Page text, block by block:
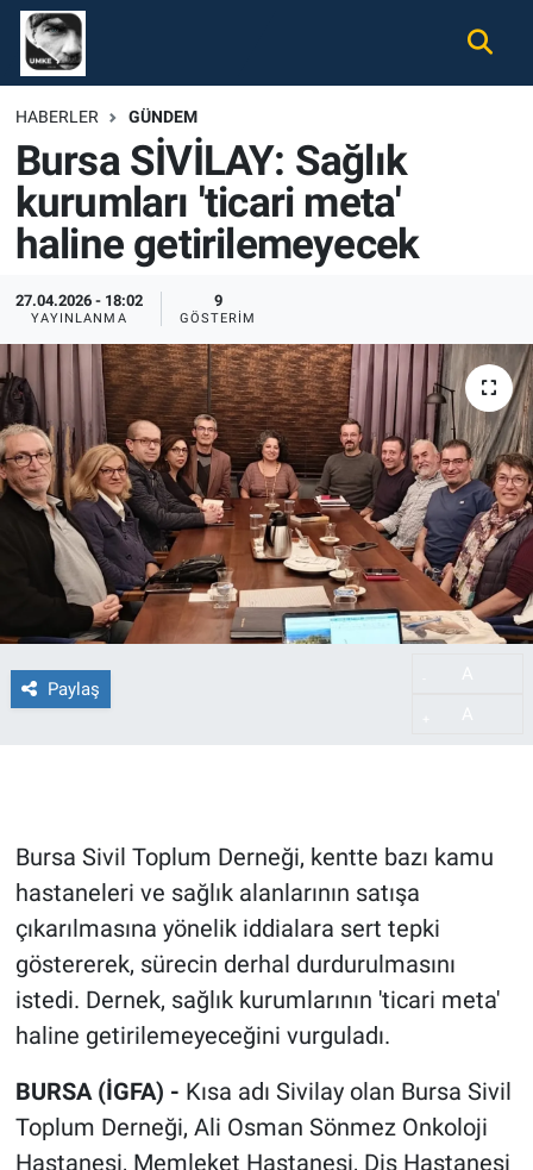
HABERLER GÜNDEM
Bursa SİVİLAY: Sağlık
kurumları 'ticari meta'
haline getirilemeyecek
27.04.2026 - 18:02
YAYINLANMA
9
GÖSTERIM
Paylaş
Bursa Sivil Toplum Derneği, kentte bazı kamu
hastaneleri ve sağlık alanlarının satışa
çıkarılmasına yönelik iddialara sert tepki
göstererek, sürecin derhal durdurulmasını
istedi. Dernek, sağlık kurumlarının 'ticari meta'
haline getirilemeyeceğini vurguladı.
BURSA (İGFA) - Kısa adı Sivilay olan Bursa Sivil
Toplum Derneği, Ali Osman Sönmez Onkoloji
Hastanesi, Memleket Hastanesi, Diş Hastanesi
Gündem
Ekonomi
Spor
Magazin
Tüm Haberler
İletişim
Künye
Nöbetçi Eczaneler
Hava Durumu
Namaz Vakitleri
Trafik Durumu
Süper Lig Puan Durumu ve Fikstür
Tüm Manşetler
Son Dakika Haberleri
Haber Arşivi